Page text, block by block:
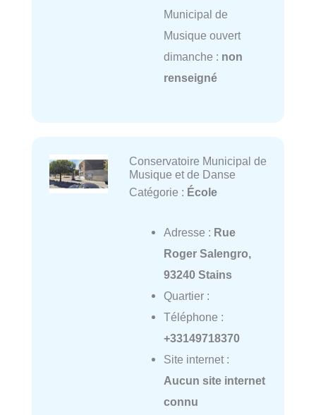
Municipal de
Musique ouvert
dimanche : non
renseigné
Conservatoire Municipal de
Musique et de Danse
Catégorie : École
Adresse : Rue
Roger Salengro,
93240 Stains
Quartier :
Téléphone :
+33149718370
Site internet :
Aucun site internet
connu